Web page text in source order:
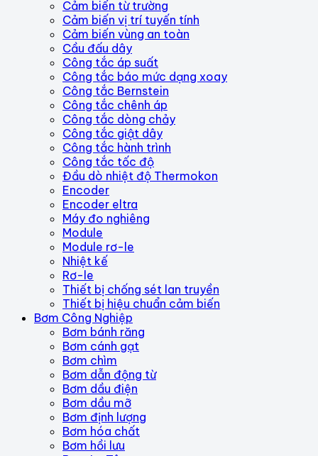
Cảm biến từ trường
Cảm biến vị trí tuyến tính
Cảm biến vùng an toàn
Cầu đấu dây
Công tắc áp suất
Công tắc báo mức dạng xoay
Công tắc Bernstein
Công tắc chênh áp
Công tắc dòng chảy
Công tắc giật dây
Công tắc hành trình
Công tắc tốc độ
Đầu dò nhiệt độ Thermokon
Encoder
Encoder eltra
Máy đo nghiêng
Module
Module rơ-le
Nhiệt kế
Rơ-le
Thiết bị chống sét lan truyền
Thiết bị hiệu chuẩn cảm biến
Bơm Công Nghiệp
Bơm bánh răng
Bơm cánh gạt
Bơm chìm
Bơm dẫn động từ
Bơm dầu điện
Bơm dầu mỡ
Bơm định lượng
Bơm hóa chất
Bơm hồi lưu